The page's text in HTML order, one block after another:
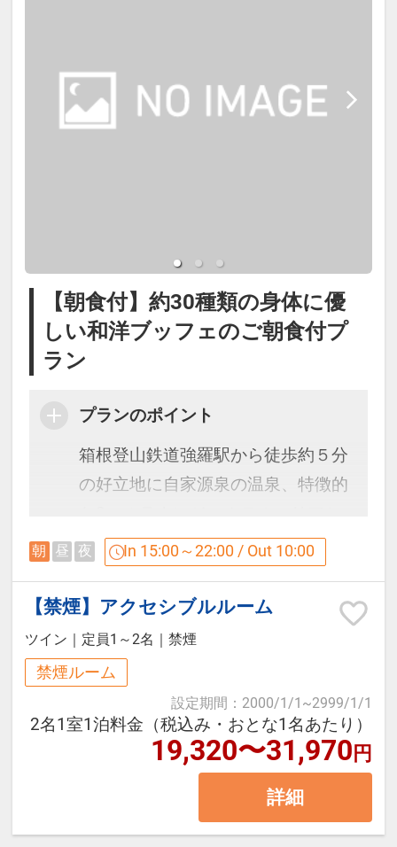
ブッフェに9大アレルギーのピクト
表示はございますが、ご自身のご判
断でお召し上がりいただけますよう
で知られる二ノ平温泉で、肌が滑ら
かになると評判のナトリウム-塩化物
泉（自家源泉）です。
（営業時間15：00～23：00 / 6：00
※※※ソファーベッドについて
※※※
トラベッドやソファーベッドをご利
用いただきますが、ソファーベッド
のご準備はお休みの際にお客様ご自
身にお願いしています。 予めご承知
下さいますようお願い申し上げま
す。
※セミダブル客室にはシャワー・バ
スタブはついていません。
※ツインルームはシャワーブースの
みの設置となります。
・ホテル内でのご精算は現金のご利
用はできません。クレジットカー
ド、モバイル決済（ＱＲ決済）、交
のご朝食をお付けしたプランです。
添い寝のお子様もご自由にお召し上
がりください。
ございません。ご到着・ご出発、ご
朝食の際にはホテルエリア（東棟）
までお越しいただく必要がございま
添い寝のお子様もご自由にお召し上
がりください。
【ライブラリーラウンジ】
ご用意しているソフトドリンク類は
フリーでお愉しみいただけます。
また19時から22時まではソフトドリ
ンクに加えて、ウィスキー等もご準
・アレルギー対応について
【朝食付】約30種類の身体に優
しい和洋ブッフェのご朝食付プ
ラン
プランのポイント
箱根登山鉄道強羅駅から徒歩約５分
の好立地に自家源泉の温泉、特徴的
コンドミニアム棟、それぞれのご滞
在スタイルに合わせたやすらぎの空
間をお過ごしいただけます。
施設は東棟（フロント、レストラン
等）・西棟（大浴場、ラウンジ
等）・コンドミニアム棟の3棟で 構
成されています。
東棟、西棟は連絡通路で内部接続し
ていますがコンドミニアム棟は内部
で接続しておらず、 行き来には公道
朝 昼 夜 In 15:00～22:00 / Out 10:00
【禁煙】アクセシブルルーム
ツイン 定員1～2名 禁煙
禁煙ルーム
設定期間 ： 2000/1/1 ~2999/1/1
2名1室1泊料金（税込み・おとな1名あたり）
19,320〜31,970円
詳細